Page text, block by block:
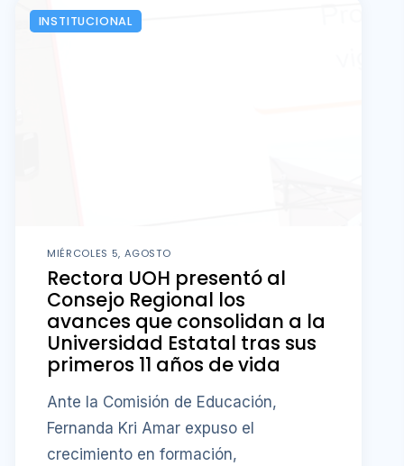
INSTITUCIONAL
MIÉRCOLES 5, AGOSTO
Rectora UOH presentó al
Consejo Regional los
avances que consolidan a la
Universidad Estatal tras sus
primeros 11 años de vida
Ante la Comisión de Educación,
Fernanda Kri Amar expuso el
crecimiento en formación,